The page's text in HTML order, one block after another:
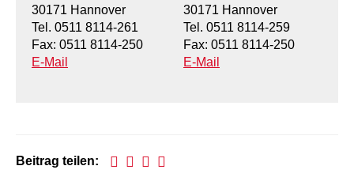
Kindertagesstätte Tresckowstraße
Kindertagesstätte Voltmerstraße
30171 Hannover
Tel. 0511 8114-261
Fax: 0511 8114-250
E-Mail
30171 Hannover
Tel. 0511 8114-259
Fax: 0511 8114-250
E-Mail
Beitrag teilen: